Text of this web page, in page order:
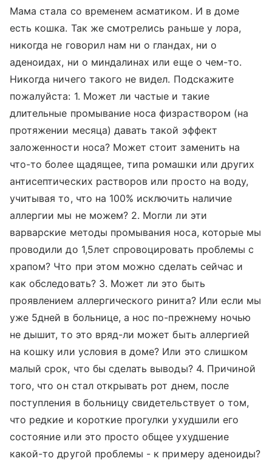
Мама стала со временем асматиком. И в доме
есть кошка. Так же смотрелись раньше у лора,
никогда не говорил нам ни о гландах, ни о
аденоидах, ни о миндалинах или еще о чем-то.
Никогда ничего такого не видел. Подскажите
пожалуйста: 1. Может ли частые и такие
длительные промывание носа физраствором (на
протяжении месяца) давать такой эффект
заложенности носа? Может стоит заменить на
что-то более щадящее, типа ромашки или других
антисептических растворов или просто на воду,
учитывая то, что на 100% исключить наличие
аллергии мы не можем? 2. Могли ли эти
варварские методы промывания носа, которые мы
проводили до 1,5лет спровоцировать проблемы с
храпом? Что при этом можно сделать сейчас и
как обследовать? 3. Может ли это быть
проявлением аллергического ринита? Или если мы
уже 5дней в больнице, а нос по-прежнему ночью
не дышит, то это вряд-ли может быть аллергией
на кошку или условия в доме? Или это слишком
малый срок, что бы сделать выводы? 4. Причиной
того, что он стал открывать рот днем, после
поступления в больницу свидетельствует о том,
что редкие и короткие прогулки ухудшили его
состояние или это просто общее ухудшение
какой-то другой проблемы - к примеру аденоиды?